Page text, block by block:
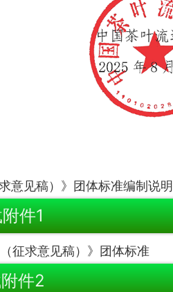
意见稿）》团体标准编制说明
件1
征求意见稿）》团体标准
件2